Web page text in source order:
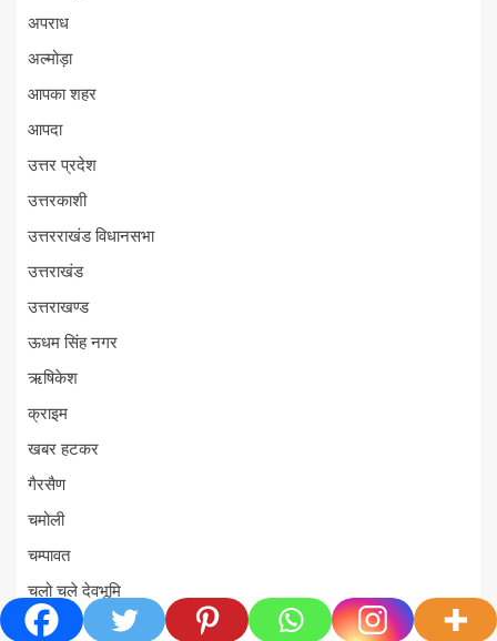
अपराध
अल्मोड़ा
आपका शहर
आपदा
उत्तर प्रदेश
उत्तरकाशी
उत्तरराखंड विधानसभा
उत्तराखंड
उत्तराखण्ड
ऊधम सिंह नगर
ऋषिकेश
क्राइम
खबर हटकर
गैरसैण
चमोली
चम्पावत
चलो चले देवभूमि
चारधाम